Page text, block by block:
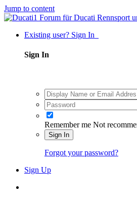
Jump to content
Existing user? Sign In
Sign In
Remember me Not
Sign In
Forgot your password?
Sign Up